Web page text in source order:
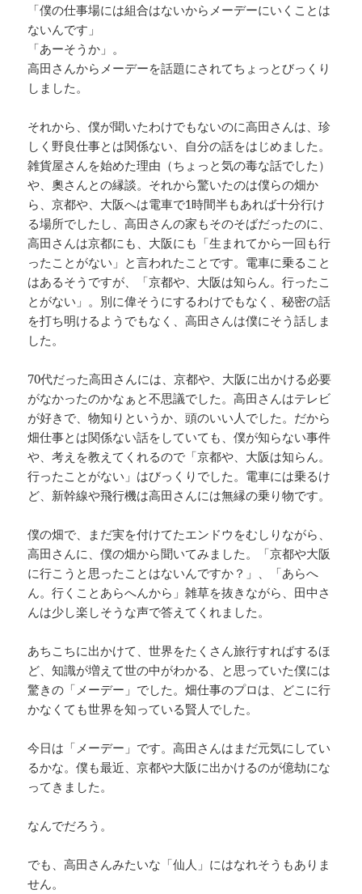
「僕の仕事場には組合はないからメーデーにいくことは
ないんです」
「あーそうか」。
高田さんからメーデーを話題にされてちょっとびっくり
しました。
それから、僕が聞いたわけでもないのに高田さんは、珍
しく野良仕事とは関係ない、自分の話をはじめました。
雑貨屋さんを始めた理由（ちょっと気の毒な話でした）
や、奧さんとの縁談。それから驚いたのは僕らの畑か
ら、京都や、大阪へは電車で1時間半もあれば十分行け
る場所でしたし、高田さんの家もそのそばだったのに、
高田さんは京都にも、大阪にも「生まれてから一回も行
ったことがない」と言われたことです。電車に乗ること
はあるそうですが、「京都や、大阪は知らん。行ったこ
とがない」。別に偉そうにするわけでもなく、秘密の話
を打ち明けるようでもなく、高田さんは僕にそう話しま
した。
70代だった高田さんには、京都や、大阪に出かける必要
がなかったのかなぁと不思議でした。高田さんはテレビ
が好きで、物知りというか、頭のいい人でした。だから
畑仕事とは関係ない話をしていても、僕が知らない事件
や、考えを教えてくれるので「京都や、大阪は知らん。
行ったことがない」はびっくりでした。電車には乗るけ
ど、新幹線や飛行機は高田さんには無縁の乗り物です。
僕の畑で、まだ実を付けてたエンドウをむしりながら、
高田さんに、僕の畑から聞いてみました。「京都や大阪
に行こうと思ったことはないんですか？」、「あらへ
ん。行くことあらへんから」雑草を抜きながら、田中さ
んは少し楽しそうな声で答えてくれました。
あちこちに出かけて、世界をたくさん旅行すればするほ
ど、知識が増えて世の中がわかる、と思っていた僕には
驚きの「メーデー」でした。畑仕事のプロは、どこに行
かなくても世界を知っている賢人でした。
今日は「メーデー」です。高田さんはまだ元気にしてい
るかな。僕も最近、京都や大阪に出かけるのが億劫にな
ってきました。
なんでだろう。
でも、高田さんみたいな「仙人」にはなれそうもありま
せん。